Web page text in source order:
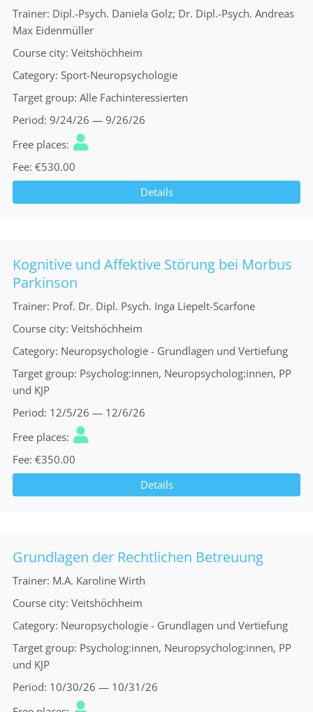
Trainer Dipl.-Psych. Daniela Golz; Dr. Dipl.-Psych. Andreas
Max Eidenmüller
Course city Veitshöchheim
Category Sport-Neuropsychologie
Target group Alle Fachinteressierten
Period 9/24/26 — 9/26/26
Free places
Fee €530.00
Details
Kognitive und Affektive Störung bei Morbus
Parkinson
Trainer Prof. Dr. Dipl. Psych. Inga Liepelt-Scarfone
Course city Veitshöchheim
Category Neuropsychologie - Grundlagen und Vertiefung
Target group Psycholog:innen, Neuropsycholog:innen, PP
und KJP
Period 12/5/26 — 12/6/26
Free places
Fee €350.00
Details
Grundlagen der Rechtlichen Betreuung
Trainer M.A. Karoline Wirth
Course city Veitshöchheim
Category Neuropsychologie - Grundlagen und Vertiefung
Target group Psycholog:innen, Neuropsycholog:innen, PP
und KJP
Period 10/30/26 — 10/31/26